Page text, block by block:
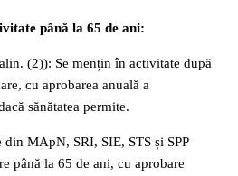
până la 65 de ani:
(2)): Se mențin în activitate după
cu aprobarea anuală a
sănătatea permite.
MApN, SRI, SIE, STS și SPP
până la 65 de ani, cu aprobare